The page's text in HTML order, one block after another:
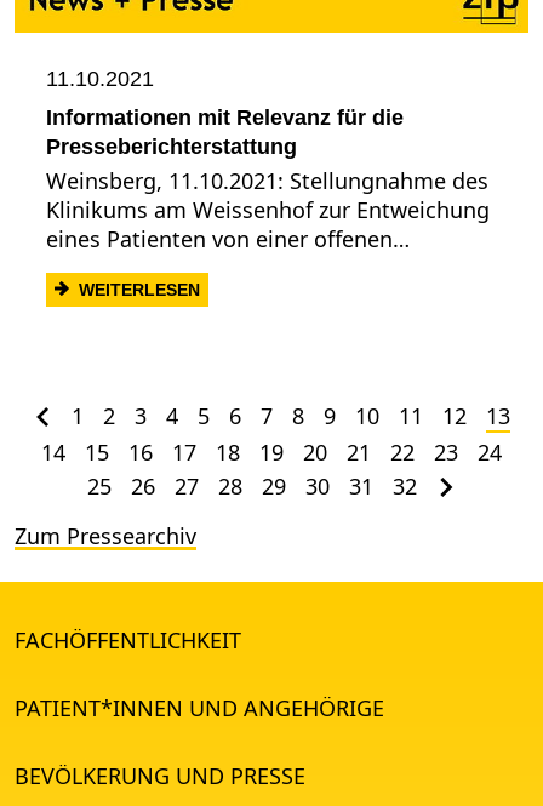
11.10.2021
Informationen mit Relevanz für die
Presseberichterstattung
Weinsberg, 11.10.2021: Stellungnahme des
Klinikums am Weissenhof zur Entweichung
eines Patienten von einer offenen…
WEITERLESEN: INFORMATIONEN MIT RELEVANZ FÜR
1 2 3 4 5 6 7 8 9 10 11 12
13
14
15 16 17 18 19 20 21 22 23
24
25
26 27 28 29 30 31
32
Zum Pressearchiv
FACHÖFFENTLICHKEIT
PATIENT*INNEN UND ANGEHÖRIGE
BEVÖLKERUNG UND PRESSE